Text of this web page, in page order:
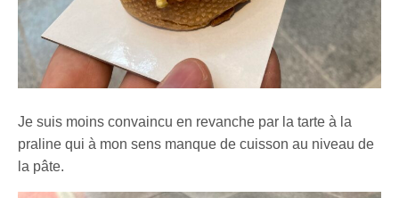
Je suis moins convaincu en revanche par la tarte à la
praline qui à mon sens manque de cuisson au niveau de
la pâte.